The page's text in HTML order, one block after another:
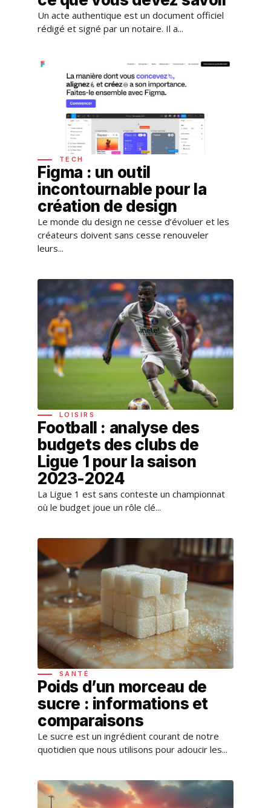
Un acte authentique est un document officiel
rédigé et signé par un notaire. Il a...
TECH
Figma : un outil
incontournable pour la
création de design
Le monde du design ne cesse d’évoluer et les
créateurs doivent sans cesse renouveler
leurs...
LOISIRS
Football : analyse des
budgets des clubs de
Ligue 1 pour la saison
2023-2024
La Ligue 1 est sans conteste un championnat
où le budget joue un rôle clé...
SANTÉ
Poids d’un morceau de
sucre : informations et
comparaisons
Le sucre est un ingrédient courant de notre
quotidien que nous utilisons pour adoucir les...